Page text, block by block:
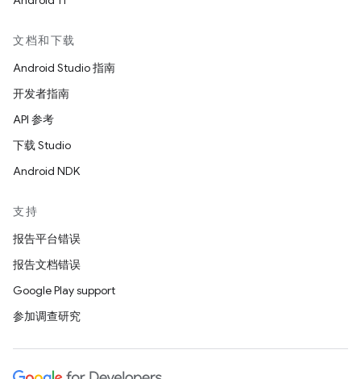
文档和下载
Android Studio 指南
开发者指南
API 参考
下载 Studio
Android NDK
支持
报告平台错误
报告文档错误
Google Play support
参加调查研究